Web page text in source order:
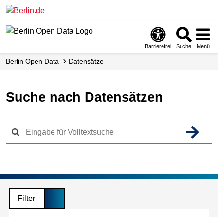
Skip
main
Barrierefrei Suche Menü
Berlin Open Data Datensätze
Suche nach Datensätzen
Filter